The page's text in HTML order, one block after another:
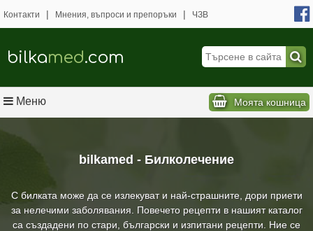
bilkamed - Билколечение
С билката може да се излекуват и най-страшните, дори приети
за нелечими заболявания. Повечето рецепти в нашият каталог
са създадени по стари, български и изпитани рецепти. Ние се
Контакти | Мнения, въпроси и препоръки | ЧЗВ
bilkamed.com
Меню Моята кошница